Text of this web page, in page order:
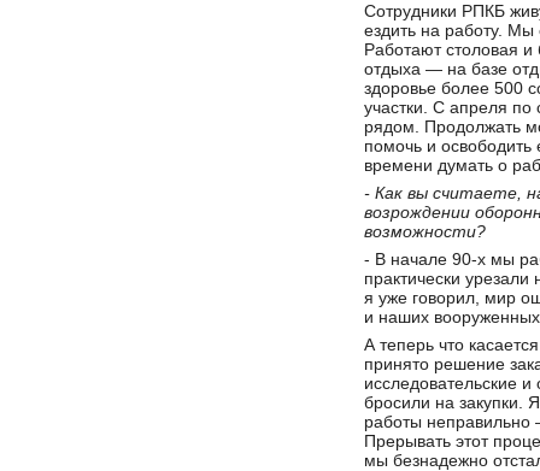
Сотрудники РПКБ
ездить на работу.
Работают столовая
отдыха — на базе
здоровье более 500
участки. С апреля по
рядом. Продолжать
помочь и освободить
времени думать о
- Как вы считаете,
возрождении
возможности?
- В начале 90-х мы
практически
я уже говорил, мир
и наших
А теперь что
принято решение
исследовательские и
бросили на закупки.
работы неправильно
Прерывать этот
мы безнадежно